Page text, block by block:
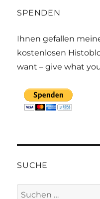
SPENDEN
Ihnen gefallen
kostenlosen
want – give what
SUCHE
Suchen